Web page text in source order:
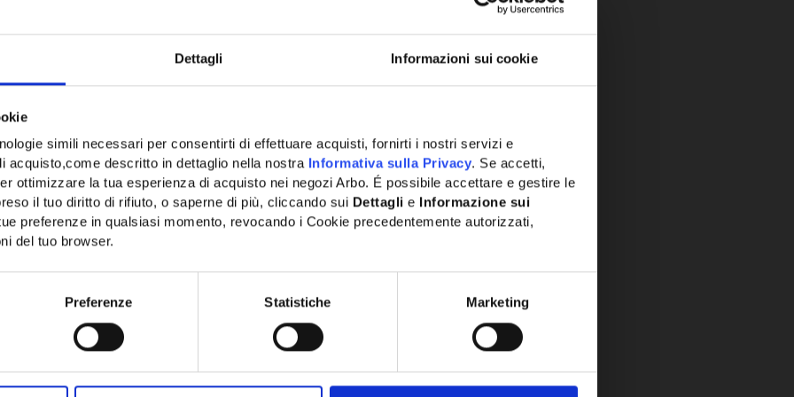
Dettagli Informazioni sui cookie
simili necessari per consentirti di effettuare acquisti, fornirti i nostri servizi e
acquisto,come descritto in dettaglio nella nostra Informativa sulla Privacy. Se accetti,
ottimizzare la tua esperienza di acquisto nei negozi Arbo. É possibile accettare e gestire le
il tuo diritto di rifiuto, o saperne di più, cliccando sui Dettagli e Informazione sui
preferenze in qualsiasi momento, revocando i Cookie precedentemente autorizzati,
del tuo browser.
Preferenze Statistiche Marketing